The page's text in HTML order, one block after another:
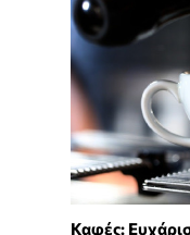
Καφές: